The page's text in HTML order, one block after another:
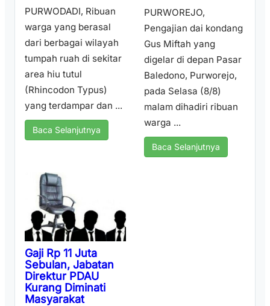
PURWODADI, Ribuan
warga yang berasal
dari berbagai wilayah
tumpah ruah di sekitar
area hiu tutul
(Rhincodon Typus)
yang terdampar dan ...
Baca Selanjutnya
PURWOREJO,
Pengajian dai kondang
Gus Miftah yang
digelar di depan Pasar
Baledono, Purworejo,
pada Selasa (8/8)
malam dihadiri ribuan
warga ...
Baca Selanjutnya
Gaji Rp 11 Juta
Sebulan, Jabatan
Direktur PDAU
Kurang Diminati
Masyarakat